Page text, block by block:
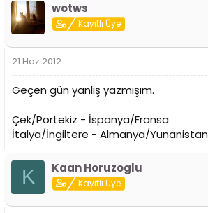
wotws
Kayıtlı Üye
21 Haz 2012
Geçen gün yanlış yazmışım.
Çek/Portekiz - İspanya/Fransa
İtalya/İngiltere - Almanya/Yunanistan
K Kaan Horuzoglu
Kayıtlı Üye